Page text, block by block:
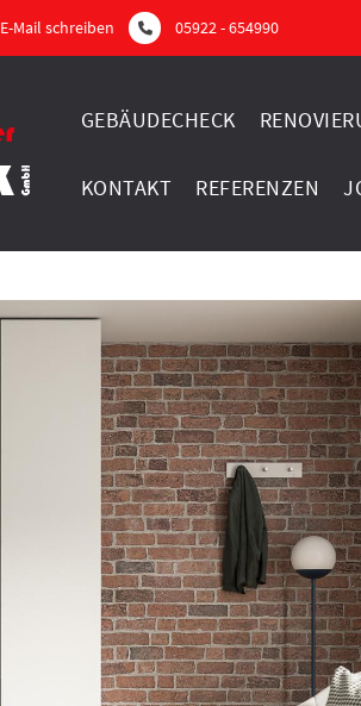
E-Mail schreiben 05922 - 654990
GEBÄUDECHECK
KONTAKT REFERENZEN